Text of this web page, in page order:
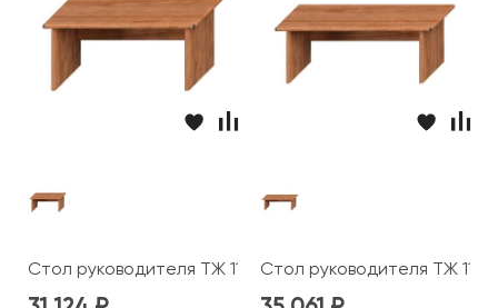
Стол руководителя ТЖ 112 PrestigeСтол руководителя ТЖ 113